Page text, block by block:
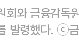
회와 금융감독
발령했다. ⓒ